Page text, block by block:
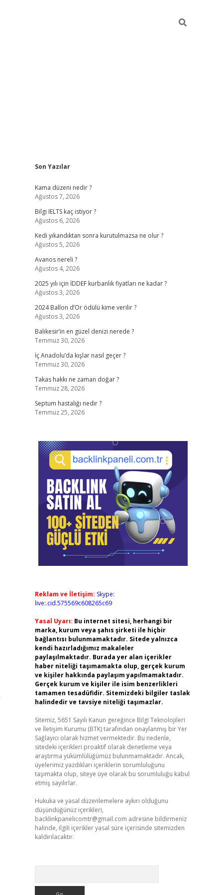
Sidebar
Son Yazılar
Kama düzeni nedir ?
Ağustos 7, 2026
Bilgi IELTS kaç istiyor ?
Ağustos 6, 2026
Kedi yıkandıktan sonra kurutulmazsa ne olur ?
Ağustos 5, 2026
Avanos nereli ?
Ağustos 4, 2026
2025 yılı için İDDEF kurbanlık fiyatları ne kadar ?
Ağustos 3, 2026
2024 Ballon d’Or ödülü kime verilir ?
Ağustos 3, 2026
Balıkesir’in en güzel denizi nerede ?
Temmuz 30, 2026
İç Anadolu’da kışlar nasıl geçer ?
Temmuz 30, 2026
Takas hakkı ne zaman doğar ?
Temmuz 28, 2026
Septum hastalığı nedir ?
Temmuz 25, 2026
Reklam ve İletişim: Skype:
live:.cid.575569c608265c69
Yasal Uyarı: Bu internet sitesi, herhangi bir
marka, kurum veya şahıs şirketi ile hiçbir
bağlantısı bulunmamaktadır. Sitede yalnızca
kendi hazırladığımız makaleler
paylaşılmaktadır. Burada yer alan içerikler
haber niteliği taşımamakta olup, gerçek kurum
ve kişiler hakkında paylaşım yapılmamaktadır.
Gerçek kurum ve kişiler ile isim benzerlikleri
tamamen tesadüfidir. Sitemizdeki bilgiler taslak
halindedir ve tavsiye niteliği taşımazlar.
Sitemiz, 5651 Sayılı Kanun gereğince Bilgi Teknolojileri
ve İletişim Kurumu (BTK) tarafından onaylanmış bir Yer
Sağlayıcı olarak hizmet vermektedir. Bu nedenle,
sitedeki içerikleri proaktif olarak denetleme veya
araştırma yükümlülüğümüz bulunmamaktadır. Ancak,
üyelerimiz yazdıkları içeriklerin sorumluluğunu
taşımakta olup, siteye üye olarak bu sorumluluğu kabul
etmiş sayılırlar.
Hukuka ve yasal düzenlemelere aykırı olduğunu
düşündüğünüz içerikleri,
backlinkpanelicomtr@gmail.com adresine bildirmeniz
halinde, ilgili içerikler yasal süre içerisinde sitemizden
kaldırılacaktır.
betciBetexper giriş adresi